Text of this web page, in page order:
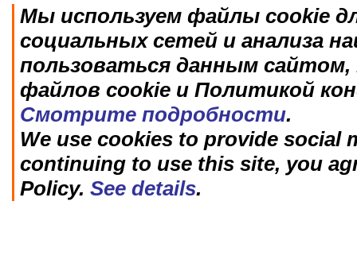
Мы используем файлы cookie
социальных сетей и анализа
пользоваться данным
файлов cookie и Политикой
Смотрите подробности.
We use cookies to provide social
continuing to use this site, you
Policy. See details.